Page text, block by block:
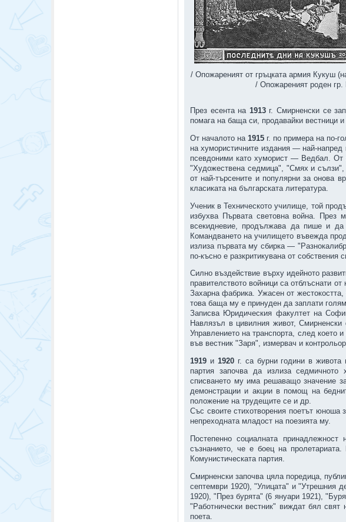
/ Опожареният от гръцката армия Кукуш
/ Опожареният роден
През есента на 1913 г. Смирненски се
помага на баща си, продавайки вестници
От началото на 1915 г. по примера на по-
на хумористичните издания — най-
псевдоними като хуморист — Ведбал. От
"Художествена седмица", "Смях и
от най-търсените и популярни за онова
класиката на българската литература.
Ученик в Техническото училище, той
избухва Първата световна война. През
всекидневие, продължава да пише и да
Командването на училището въвежда
излиза първата му сбирка —
по-късно е разкритикувана от собствения
Силно въздействие върху идейното
правителството войници са отблъснати
Захарна фабрика. Ужасен от
това баща му е принуден да заплати
Записва Юридическия факултет на
Навлязъл в цивилния живот,
Управлението на транспорта, след което
във вестник "Заря", измервач и
1919 и 1920 г. са бурни години в
партия започва да излиза седмичното
списването му има решаващо значение
демонстрации и акции в помощ на
положение на трудещите се и др.
Със своите стихотворения поетът юноша
непреходната младост на поезията му.
Постепенно социалната
съзнанието, че е боец на
Комунистическата партия.
Смирненски започва цяла поредица,
септември 1920), "Улицата" и "Утрешния
1920), "През бурята" (6 януари 1921),
"Работнически вестник" виждат бял свят
поета.